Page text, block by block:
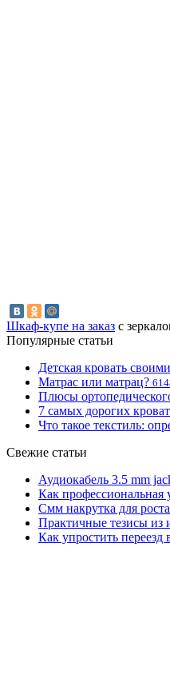
Шкаф-купе на заказ с
Популярные статьи
Детская кровать
Матрас или матрац?
Плюсы
7 самых дорогих
Что такое текстиль:
Свежие статьи
Аудиокабель 3.5 mm
Как профессиональная
Смм накрутка для
Практичные тезисы из
Как упростить